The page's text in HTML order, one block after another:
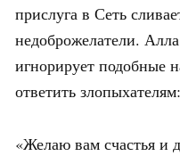
прислуга в Сеть
недоброжелатели.
игнорирует подобные
ответить злопыхателям:
«Желаю вам счастья и